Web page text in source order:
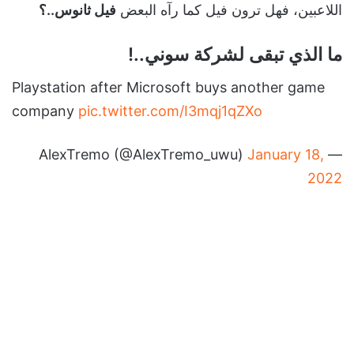
اللاعبين، فهل ترون فيل كما رآه البعض فيل ثانوس..؟
ما الذي تبقى لشركة سوني..!
Playstation after Microsoft buys another game
company pic.twitter.com/I3mqj1qZXo
— AlexTremo (@AlexTremo_uwu)
January 18,
2022